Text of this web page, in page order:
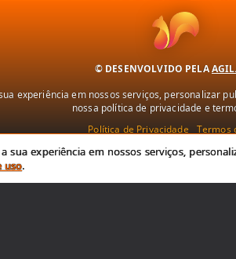
© DESENVOLVIDO PELA
experiência em nossos serviços, personalizar
nossa política de privacidade e
Política de Privacidade
Termos
experiência em nossos serviços,
uso.